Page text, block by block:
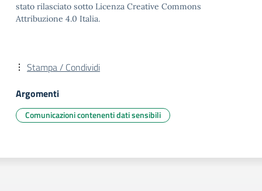
stato rilasciato sotto Licenza Creative Commons
Attribuzione 4.0 Italia.
Stampa / Condividi
Argomenti
Comunicazioni contenenti dati sensibili